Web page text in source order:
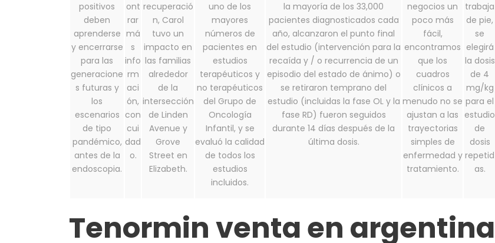
positivos
deben
aprenderse
y encerrarse
para las
generacione
s futuras y
los
escenarios
de tipo
pandémico,
antes de la
endoscopia.
ont
rar
má
s
info
rm
aci
ón,
con
cui
dad
o.
recuperació
n, Carol
tuvo un
impacto en
las familias
alrededor
de la
intersección
de Linden
Avenue y
Grove
Street en
Elizabeth.
uno de los
mayores
números de
pacientes en
estudios
terapéuticos y
no terapéuticos
del Grupo de
Oncología
Infantil, y se
evaluó la calidad
de todos los
estudios
incluidos.
la mayoría de los 33,000
pacientes diagnosticados cada
año, alcanzaron el punto final
del estudio (intervención para la
recaída y / o recurrencia de un
episodio del estado de ánimo) o
se retiraron temprano del
estudio (incluidas la fase OL y la
fase RD) fueron seguidos
durante 14 días después de la
última dosis.
negocios un
poco más
fácil,
encontramos
que los
cuadros
clínicos a
menudo no se
ajustan a las
trayectorias
simples de
enfermedad y
tratamiento.
trabaja
de pie,
se
elegirá
la dosis
de 4
mg/kg
para el
estudio
de
dosis
repetid
as.
Tenormin venta en argentina